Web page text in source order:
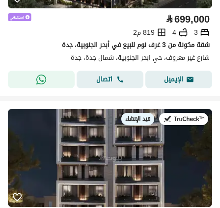
⃁699,000
3
4
819 م2
شقة مكونة من 3 غرف نوم للبيع في أبحر الجنوبية، جدة
شارع غير معروف، حي ابحر الجنوبية، شمال جدة، جدة
الإيميل
اتصال
في:قيد الإنشاء